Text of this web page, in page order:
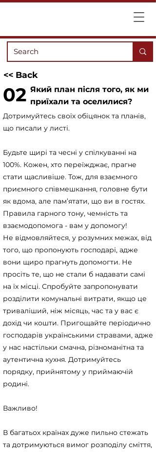
<< Back
02 Який план після того, як ми
приїхали та оселилися?
Дотримуйтесь своїх обіцянок та планів,
що писали у листі.
Будьте щирі та чесні у спілкуванні на
100%. Кожен, хто переїжджає, прагне
стати щасливіше. Тож, для взаємного
приємного співмешкання, головне бути
як вдома, але пам’ятати, що ви в гостях.
Правила гарного тону, чемність та
взаємодопомога - вам у допомогу!
Не відмовляйтеся, у розумних межах, від
того, що пропонують господарі, адже
вони щиро прагнуть допомогти. Не
просіть те, що не стали б надавати самі
на їх місці. Спробуйте запропонувати
розділити комунальні витрати, якщо це
триваліший, ніж місяць, час та у вас є
дохід чи кошти. Пригощайте періодично
господарів українськими стравами, адже
у нас настільки смачна, різноманітна та
аутентична кухня. Дотримуйтесь
порядку, прийнятому у приймаючій
родині.
Важливо!
В багатьох країнах дуже пильно стежать
та дотримуються вимог розподілу сміття,